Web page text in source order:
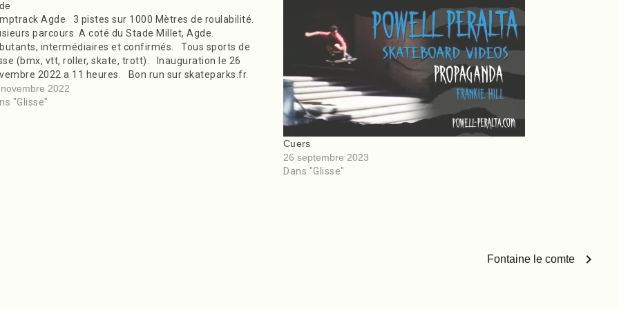
Agde 3 pistes sur 1000 Mètres de roulabilité.
parcours. A coté du Stade Millet, Agde.
intermédiaires et confirmés. Tous sports de
(bmx, vtt, roller, skate, trott). Inauguration le 26
2022 a 11 heures. Bon run sur skateparks.fr.
Agde est…
2022
"Glisse"
Cuers
26 septembre 2023
Dans "Glisse"
Fontaine le comte chevron_right